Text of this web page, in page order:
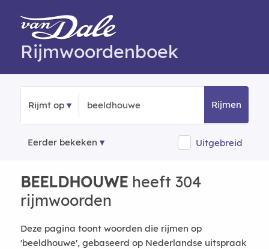
Rijmwoordenboek
Rijmt op Rijmen
Eerder bekeken Uitgebreid
BEELDHOUWEheeft 304
rijmwoorden
Deze pagina toont woorden die rijmen op
'beeldhouwe', gebaseerd op Nederlandse uitspraak